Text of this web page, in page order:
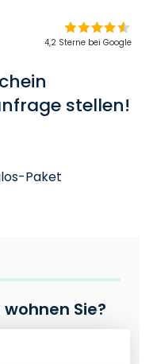
4,2 Sterne bei Google
stellen!
Paket
Sie?